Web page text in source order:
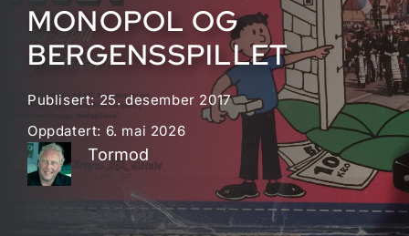
MONOPOL OG
BERGENSSPILLET
Publisert: 25. desember 2017
Oppdatert: 6. mai 2026
Tormod